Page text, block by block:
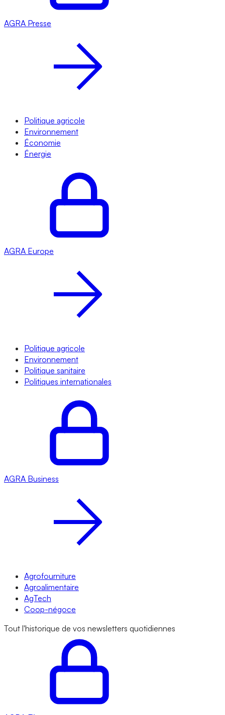
AGRA Presse
Politique agricole
Environnement
Économie
Énergie
AGRA Europe
Politique agricole
Environnement
Politique sanitaire
Politiques internationales
AGRA Business
Agrofourniture
Agroalimentaire
AgTech
Coop-négoce
Tout l'historique de vos newsletters quotidiennes